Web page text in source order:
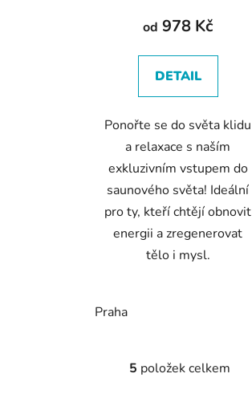
od 978 Kč
DETAIL
Ponořte se do světa klidu
a relaxace s naším
exkluzivním vstupem do
saunového světa! Ideální
pro ty, kteří chtějí obnovit
energii a zregenerovat
tělo i mysl.
Praha
O
5 položek celkem